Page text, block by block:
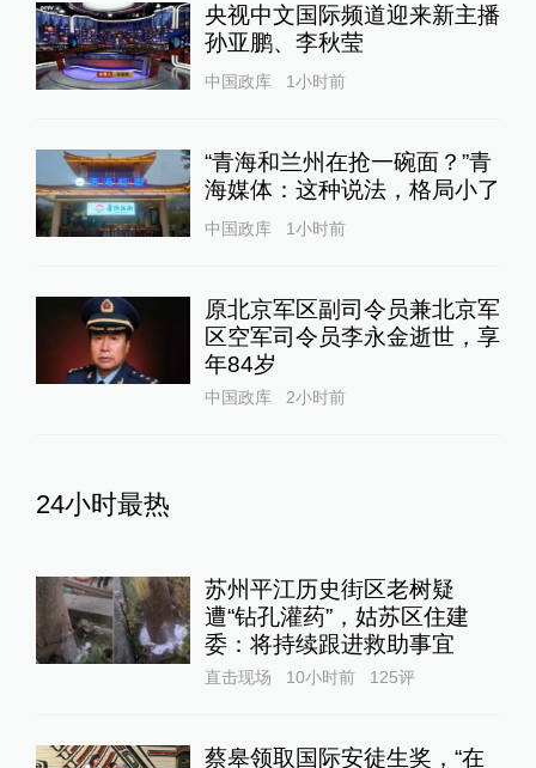
央视中文国际频道迎来新主播
孙亚鹏、李秋莹
中国政库 1小时前
“青海和兰州在抢一碗面？”青
海媒体：这种说法，格局小了
中国政库 1小时前
原北京军区副司令员兼北京军
区空军司令员李永金逝世，享
年84岁
中国政库 2小时前
24小时最热
苏州平江历史街区老树疑
遭“钻孔灌药”，姑苏区住建
委：将持续跟进救助事宜
直击现场 10小时前 125评
蔡皋领取国际安徒生奖，“在